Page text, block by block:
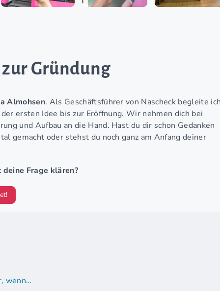
zur Gründung
Almohsen. Als Geschäftsführer von Nascheck begleite ich
ersten Idee bis zur Eröffnung. Wir nehmen dich bei
und Aufbau an die Hand. Hast du dir schon Gedanken
gemacht oder stehst du noch ganz am Anfang deiner
Frage klären?
wenn…